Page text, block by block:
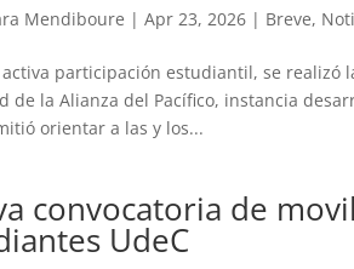
Mendiboure | Apr 23, 2026 | Breve,
participación estudiantil, se realizó
de la Alianza del Pacífico, instancia
orientar a las y los...
convocatoria de
UdeC